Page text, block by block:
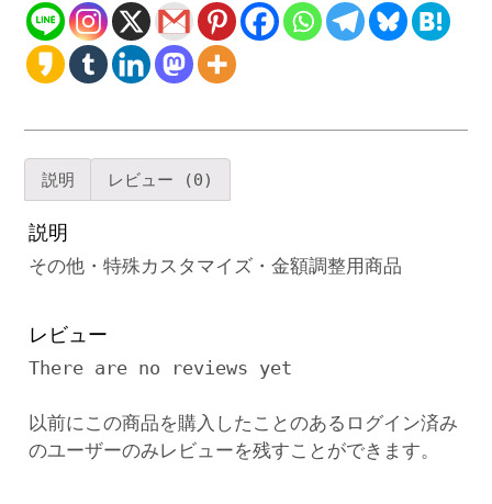
マ
イ
ズ・
金
調
個
説明 レビュー (0)
説明
その他・特殊カスタマイズ・金額調整用商品
レビュー
There are no reviews yet
以前にこの商品を購入したことのあるログイン済み
のユーザーのみレビューを残すことができます。